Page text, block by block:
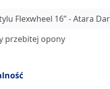
Flexwheel 16’’ - Atara
przebitej opony